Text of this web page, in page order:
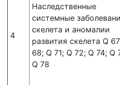
4
Наследственные
системные
скелета и аномалии
развития скелета Q
68; Q 71; Q 72; Q 74; Q
Q 78